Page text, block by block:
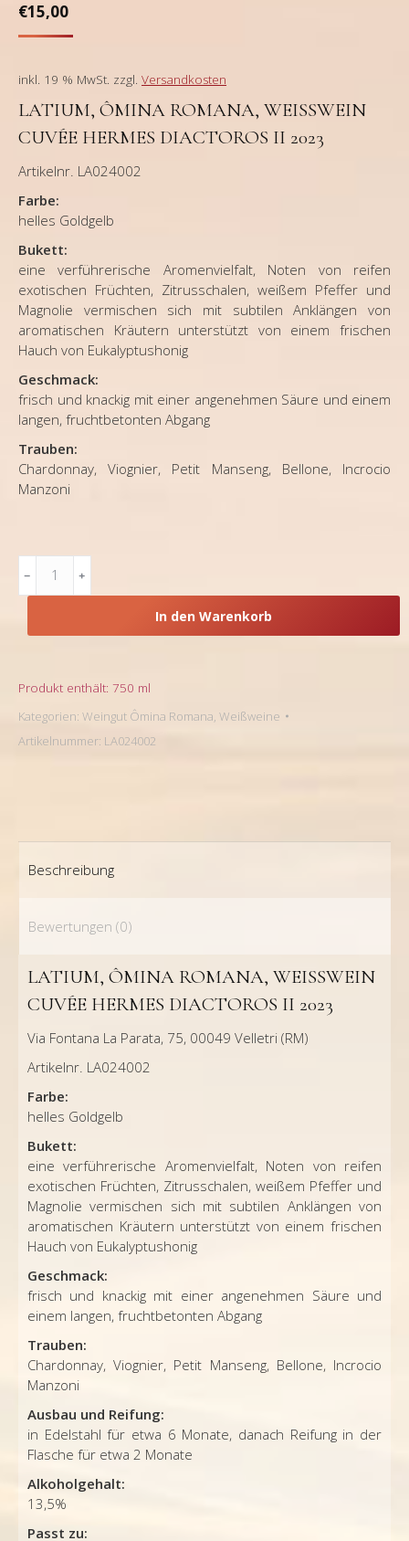
€15,00
inkl. 19 % MwSt. zzgl. Versandkosten
LATIUM, ÔMINA ROMANA, WEISSWEIN C
UVÉE HERMES DIACTOROS II 2023
Artikelnr. LA024002
Farbe:
helles Goldgelb
Bukett:
eine verführerische Aromenvielfalt, Noten von reifen
exotischen Früchten, Zitrusschalen, weißem Pfeffer und
Magnolie vermischen sich mit subtilen Anklängen von
aromatischen Kräutern unterstützt von einem frischen
Hauch von Eukalyptushonig
Geschmack:
frisch und knackig mit einer angenehmen Säure und einem
langen, fruchtbetonten Abgang
Trauben:
Chardonnay, Viognier, Petit Manseng, Bellone, Incrocio
Manzoni
Ômina
Diactoros
2023
Menge
In den Warenkorb
Produkt enthält: 750 ml
Kategorien: Weingut Ômina Romana, Weißweine
Artikelnummer: LA024002
Beschreibung
Bewertungen (0)
LATIUM, ÔMINA ROMANA, WEISSWEIN C
UVÉE HERMES DIACTOROS II 2023
Via Fontana La Parata, 75, 00049 Velletri (RM)
Artikelnr. LA024002
Farbe:
helles Goldgelb
Bukett:
eine verführerische Aromenvielfalt, Noten von reifen
exotischen Früchten, Zitrusschalen, weißem Pfeffer und
Magnolie vermischen sich mit subtilen Anklängen von
aromatischen Kräutern unterstützt von einem frischen
Hauch von Eukalyptushonig
Geschmack:
frisch und knackig mit einer angenehmen Säure und
einem langen, fruchtbetonten Abgang
Trauben:
Chardonnay, Viognier, Petit Manseng, Bellone, Incrocio
Manzoni
Ausbau und Reifung:
in Edelstahl für etwa 6 Monate, danach Reifung in der
Flasche für etwa 2 Monate
Alkoholgehalt:
13,5%
Passt zu: